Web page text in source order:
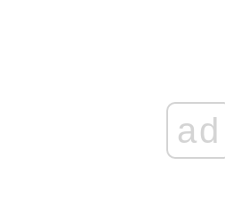
ad